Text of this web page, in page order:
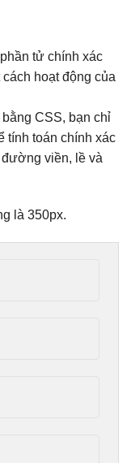
tử chính xác
hoạt động của
CSS, bạn chỉ
tính toán chính xác
viền, lề và
là 350px.